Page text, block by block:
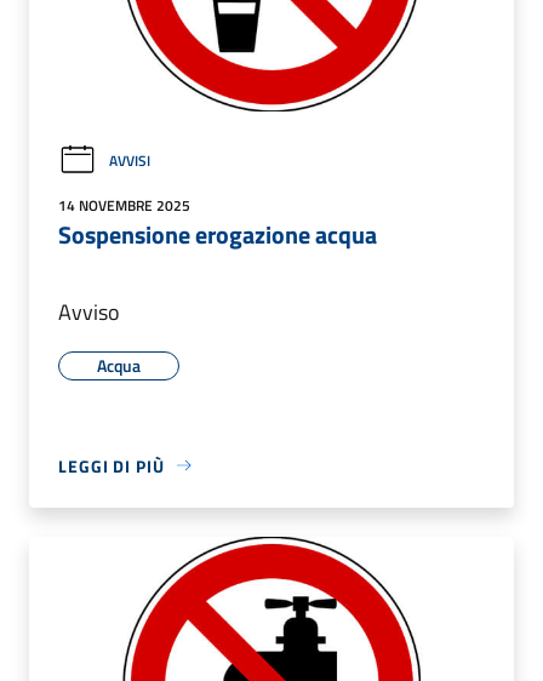
AVVISI
14 NOVEMBRE 2025
Sospensione erogazione acqua
Avviso
Acqua
LEGGI DI PIÙ